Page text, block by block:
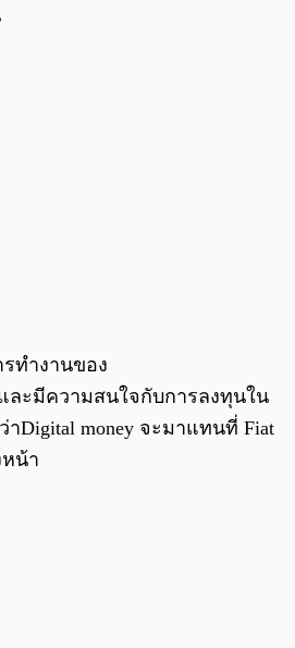
ทำงานของ
ละมีความสนใจกับการลงทุนใน
าDigital money จะมาแทนที่ Fiat
หน้า